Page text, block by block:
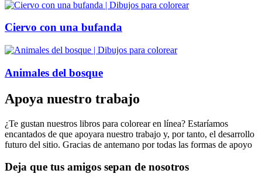
Ciervo con una bufanda
Animales del bosque
Apoya nuestro trabajo
¿Te gustan nuestros libros para colorear en línea? Estaríamos
encantados de que apoyara nuestro trabajo y, por tanto, el desarrollo
futuro del sitio. Gracias de antemano por todas las formas de apoyo
Deja que tus amigos sepan de nosotros